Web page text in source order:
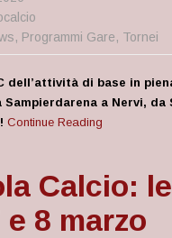
, Programmi Gare, Tornei
dell’attività di base in
Sampierdarena a Nervi, da
Continue Reading
Calcio:
e 8 marzo